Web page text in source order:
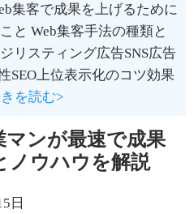
集客で成果を上げるために
と Web集客手法の種類と
リスティング広告SNS広告
SEO上位表示化のコツ効果
を読む>
マンが最速で成果
ノウハウを解説
日